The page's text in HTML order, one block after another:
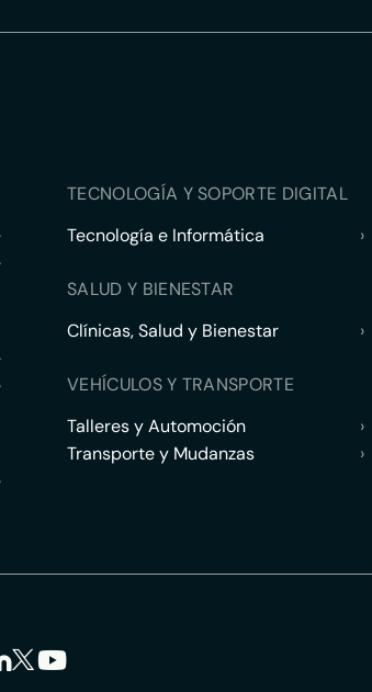
TECNOLOGÍA Y SOPORTE DIGITAL
Tecnología e Informática
›
SALUD Y BIENESTAR
Clínicas, Salud y Bienestar
›
VEHÍCULOS Y TRANSPORTE
Talleres y Automoción
›
Transporte y Mudanzas
›